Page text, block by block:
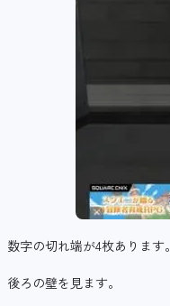
数字の切れ端が4枚あります。
後ろの壁を見ます。